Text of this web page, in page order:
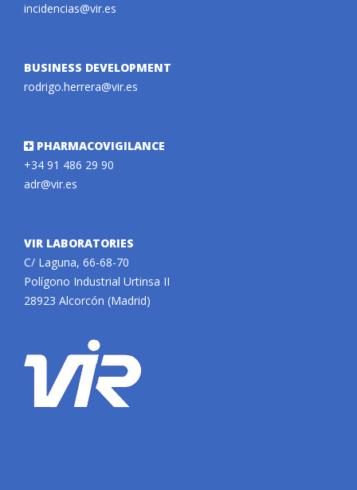
incidencias@vir.es
BUSINESS DEVELOPMENT
rodrigo.herrera@vir.es
PHARMACOVIGILANCE
+34 91 486 29 90
adr@vir.es
VIR LABORATORIES
C/ Laguna, 66-68-70
Polígono Industrial Urtinsa II
28923 Alcorcón (Madrid)